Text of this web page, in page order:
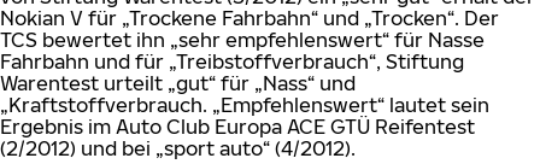
Nokian V für „Trockene Fahrbahn“ und „Trocken“. Der
TCS bewertet ihn „sehr empfehlenswert“ für Nasse
Fahrbahn und für „Treibstoffverbrauch“, Stiftung
Warentest urteilt „gut“ für „Nass“ und
„Kraftstoffverbrauch. „Empfehlenswert“ lautet sein
Ergebnis im Auto Club Europa ACE GTÜ Reifentest
(2/2012) und bei „sport auto“ (4/2012).